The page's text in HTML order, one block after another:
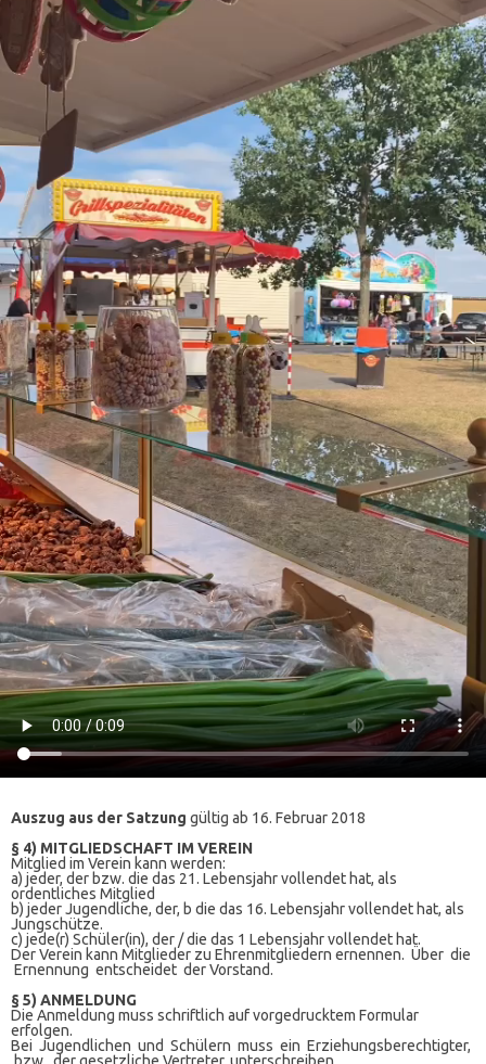
Auszug aus der Satzung gültig ab 16. Februar 2018
§ 4) MITGLIEDSCHAFT IM VEREIN
Mitglied im Verein kann werden:
a) jeder, der bzw. die das 21. Lebensjahr vollendet hat, als
ordentliches Mitglied
b) jeder Jugendliche, der, b die das 16. Lebensjahr vollendet hat, als
Jungschütze.
c) jede(r) Schüler(in), der / die das 1 Lebensjahr vollendet hat.
Der Verein kann Mitglieder zu Ehrenmitgliedern ernennen. Über die
Ernennung entscheidet der Vorstand.
§ 5) ANMELDUNG
Die Anmeldung muss schriftlich auf vorgedrucktem Formular
erfolgen.
Bei Jugendlichen und Schülern muss ein Erziehungsberechtigter,
bzw. der gesetzliche Vertreter, unterschreiben.